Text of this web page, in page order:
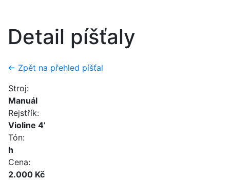
Detail píšťaly
← Zpět na přehled píšťal
Stroj:
Manuál
Rejstřík:
Violine 4’
Tón:
h
Cena:
2.000 Kč